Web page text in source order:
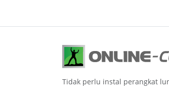
Tidak perlu instal perangkat